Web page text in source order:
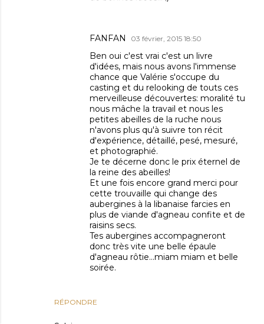
RÉPONDRE
FANFAN 03 février, 2015 18:50
Ben oui c'est vrai c'est un livre
d'idées, mais nous avons l'immense
chance que Valérie s'occupe du
casting et du relooking de touts ces
merveilleuse découvertes: moralité tu
nous mâche la travail et nous les
petites abeilles de la ruche nous
n'avons plus qu'à suivre ton récit
d'expérience, détaillé, pesé, mesuré,
et photographié.
Je te décerne donc le prix éternel de
la reine des abeilles!
Et une fois encore grand merci pour
cette trouvaille qui change des
aubergines à la libanaise farcies en
plus de viande d'agneau confite et de
raisins secs.
Tes aubergines accompagneront
donc très vite une belle épaule
d'agneau rôtie...miam miam et belle
soirée.